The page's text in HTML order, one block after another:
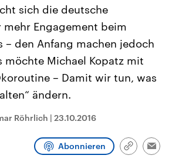
Anhalt
am 6.
neuen
Koalition aus
Berichte
den Parteien
USA
Aktuelle Beiträge,
Hintergründe
Wirtschaftlich und
gehören die Vereinigten
den mächtigsten Ländern
mit großem Einfluss auf
Podcasts
sich die deutsche
mehr Engagement beim
– den Anfang machen jedoch
möchte Michael Kopatz mit
– Damit wir tun, was
ändern.
Röhrlich | 23.10.2016
Abonnieren
Link